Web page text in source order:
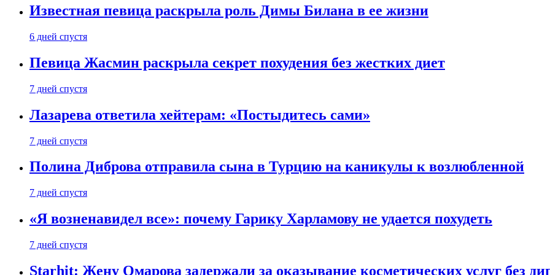
Известная певица раскрыла роль Димы Билана в ее жизни
6 дней спустя
Певица Жасмин раскрыла секрет похудения без жестких диет
7 дней спустя
Лазарева ответила хейтерам: «Постыдитесь сами»
7 дней спустя
Полина Диброва отправила сына в Турцию на каникулы к возлюбленной
7 дней спустя
«Я возненавидел все»: почему Гарику Харламову не удается похудеть
7 дней спустя
Starhit: Жену Омарова задержали за оказывание косметических услуг без